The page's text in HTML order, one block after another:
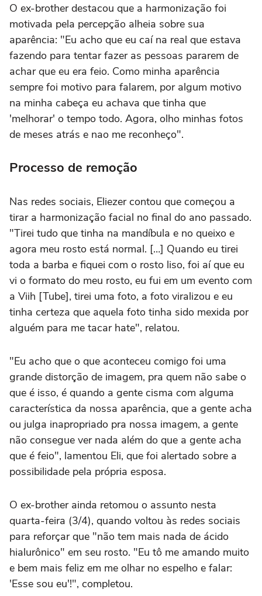
O ex-brother destacou que a harmonização foi
motivada pela percepção alheia sobre sua
aparência: "Eu acho que eu caí na real que estava
fazendo para tentar fazer as pessoas pararem de
achar que eu era feio. Como minha aparência
sempre foi motivo para falarem, por algum motivo
na minha cabeça eu achava que tinha que
'melhorar' o tempo todo. Agora, olho minhas fotos
de meses atrás e nao me reconheço".
Processo de remoção
Nas redes sociais, Eliezer contou que começou a
tirar a harmonização facial no final do ano passado.
"Tirei tudo que tinha na mandíbula e no queixo e
agora meu rosto está normal. […] Quando eu tirei
toda a barba e fiquei com o rosto liso, foi aí que eu
vi o formato do meu rosto, eu fui em um evento com
a Viih [Tube], tirei uma foto, a foto viralizou e eu
tinha certeza que aquela foto tinha sido mexida por
alguém para me tacar hate", relatou.
"Eu acho que o que aconteceu comigo foi uma
grande distorção de imagem, pra quem não sabe o
que é isso, é quando a gente cisma com alguma
característica da nossa aparência, que a gente acha
ou julga inapropriado pra nossa imagem, a gente
não consegue ver nada além do que a gente acha
que é feio", lamentou Eli, que foi alertado sobre a
possibilidade pela própria esposa.
O ex-brother ainda retomou o assunto nesta
quarta-feira (3/4), quando voltou às redes sociais
para reforçar que "não tem mais nada de ácido
hialurônico" em seu rosto. "Eu tô me amando muito
e bem mais feliz em me olhar no espelho e falar:
'Esse sou eu'!", completou.